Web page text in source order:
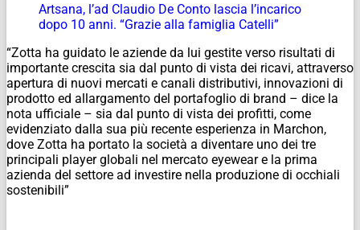
Artsana, l’ad Claudio De Conto lascia l’incarico
dopo 10 anni. “Grazie alla famiglia Catelli”
“Zotta ha guidato le aziende da lui gestite verso risultati di
importante crescita sia dal punto di vista dei ricavi, attraverso
apertura di nuovi mercati e canali distributivi, innovazioni di
prodotto ed allargamento del portafoglio di brand – dice la
nota ufficiale – sia dal punto di vista dei profitti, come
evidenziato dalla sua più recente esperienza in Marchon,
dove Zotta ha portato la società a diventare uno dei tre
principali player globali nel mercato eyewear e la prima
azienda del settore ad investire nella produzione di occhiali
sostenibili”